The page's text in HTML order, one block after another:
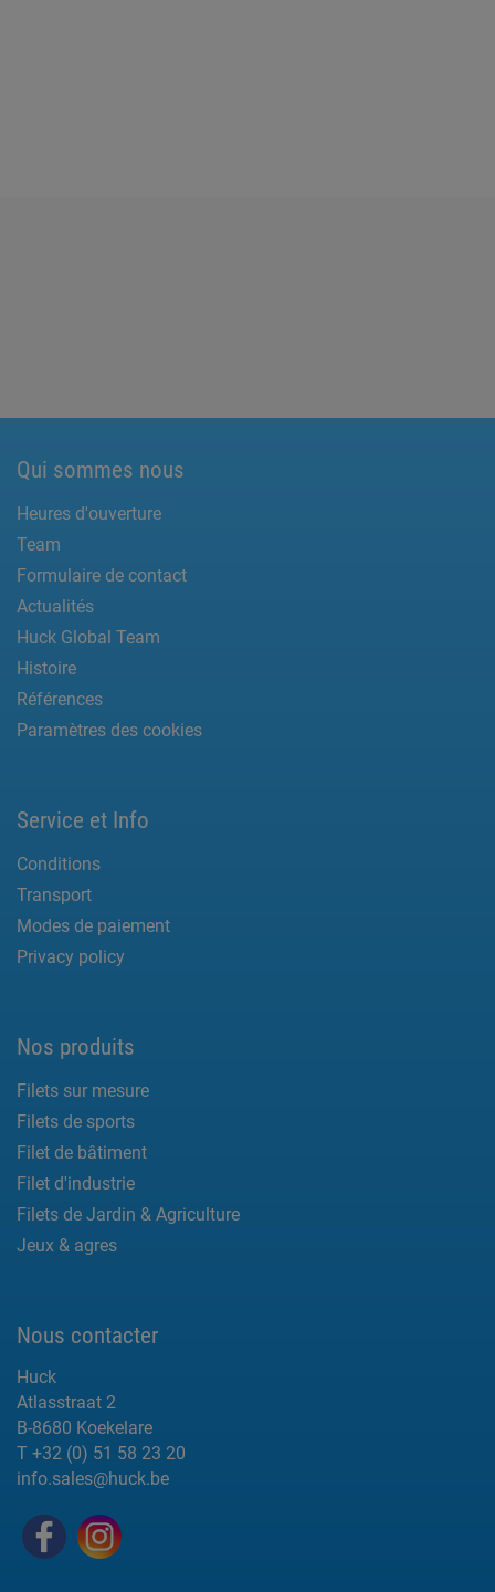
Qui sommes nous
Heures d'ouverture
Team
Formulaire de contact
Actualités
Huck Global Team
Histoire
Références
Paramètres des cookies
Service et Info
Conditions
Transport
Modes de paiement
Privacy policy
Nos produits
Filets sur mesure
Filets de sports
Filet de bâtiment
Filet d'industrie
Filets de Jardin & Agriculture
Jeux & agres
Nous contacter
Huck
Atlasstraat 2
B-8680 Koekelare
T +32 (0) 51 58 23 20
info.sales@huck.be